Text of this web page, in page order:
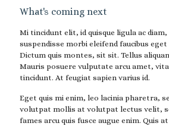
What's coming next
Mi tincidunt elit, id quisque ligula ac
suspendisse morbi eleifend faucibus
Dictum quis montes, sit sit. Tellus
Mauris posuere vulputate arcu amet,
tincidunt. At feugiat sapien varius id.
Eget quis mi enim, leo lacinia pharetra,
volutpat mollis at volutpat lectus velit,
fames arcu quis fusce augue enim. Quis